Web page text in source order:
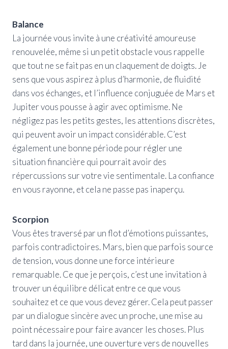
Balance
La journée vous invite à une créativité amoureuse
renouvelée, même si un petit obstacle vous rappelle
que tout ne se fait pas en un claquement de doigts. Je
sens que vous aspirez à plus d’harmonie, de fluidité
dans vos échanges, et l’influence conjuguée de Mars et
Jupiter vous pousse à agir avec optimisme. Ne
négligez pas les petits gestes, les attentions discrètes,
qui peuvent avoir un impact considérable. C’est
également une bonne période pour régler une
situation financière qui pourrait avoir des
répercussions sur votre vie sentimentale. La confiance
en vous rayonne, et cela ne passe pas inaperçu.
Scorpion
Vous êtes traversé par un flot d’émotions puissantes,
parfois contradictoires. Mars, bien que parfois source
de tension, vous donne une force intérieure
remarquable. Ce que je perçois, c’est une invitation à
trouver un équilibre délicat entre ce que vous
souhaitez et ce que vous devez gérer. Cela peut passer
par un dialogue sincère avec un proche, une mise au
point nécessaire pour faire avancer les choses. Plus
tard dans la journée, une ouverture vers de nouvelles